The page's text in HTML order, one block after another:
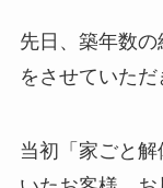
先日、築年数
をさせていただ
当初「家ごと